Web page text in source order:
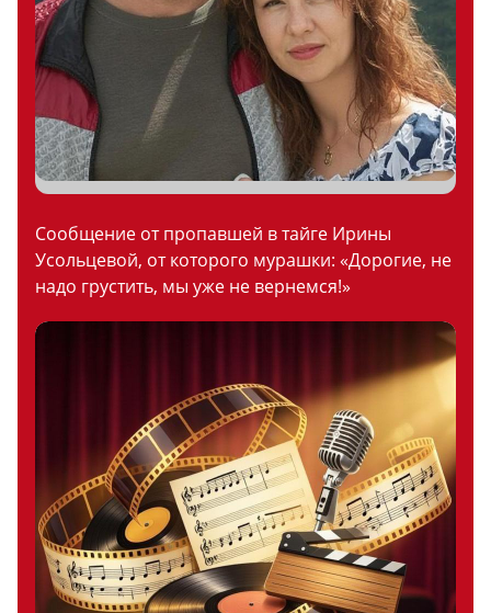
Сообщение от пропавшей в тайге Ирины
Усольцевой, от которого мурашки: «Дорогие, не
надо грустить, мы уже не вернемся!»